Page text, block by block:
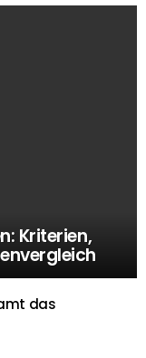
Kriterien,
das